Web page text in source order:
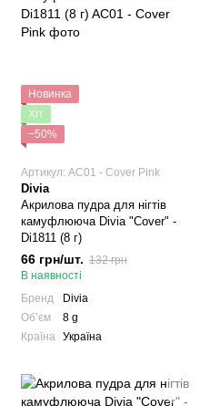
Новинка
Хіт
−50%
Артикул: AC01 - Cover Pink
Divia
Акрилова пудра для нігтів
камуфлююча Divia "Cover" -
Di1811 (8 г)
66 грн/шт. 132 грн
В наявності
Бренд
Divia
Обʼєм
8 g
Країна
Україна